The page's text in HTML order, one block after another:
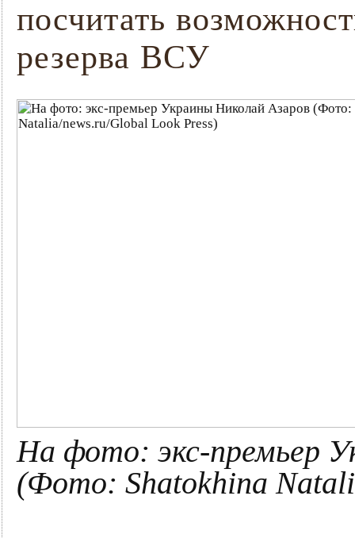
посчитать
резерва ВСУ
На фото: экс-премьер
(Фото: Shatokhina